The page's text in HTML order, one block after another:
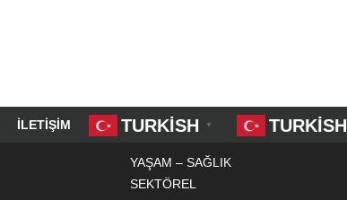
İLETIŞIM TURKISH ▼ TURKISH
YAŞAM – SAĞLIK
SEKTÖREL